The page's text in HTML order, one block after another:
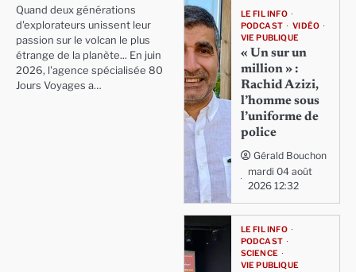
Quand deux générations
d'explorateurs unissent leur
passion sur le volcan le plus
étrange de la planète... En juin
2026, l'agence spécialisée 80
Jours Voyages a…
LE FIL INFO
PODCAST
VIDÉO
VIE PUBLIQUE
« Un sur un
million » :
Rachid Azizi,
l’homme sous
l’uniforme de
police
Gérald Bouchon
mardi 04 août
2026 12:32
LE FIL INFO
PODCAST
SCIENCE
VIE PUBLIQUE